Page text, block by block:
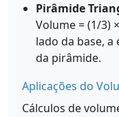
Pirâmide
Volume = (1/3)
lado da base, a
da pirâmide.
Aplicações do
Cálculos de